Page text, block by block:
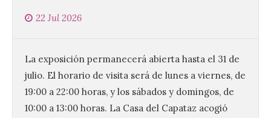
22 Jul 2026
La exposición permanecerá abierta hasta el 31 de
julio. El horario de visita será de lunes a viernes, de
19:00 a 22:00 horas, y los sábados y domingos, de
10:00 a 13:00 horas. La Casa del Capataz acogió